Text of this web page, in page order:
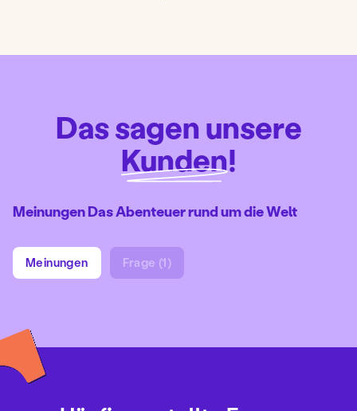
Das sagen unsere
Kunden!
Meinungen Das Abenteuer rund um die Welt
Meinungen Frage (1)